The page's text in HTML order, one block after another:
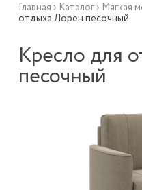
Главная › Каталог› Мягкая
отдыха Лорен песочный
Кресло для
песочный